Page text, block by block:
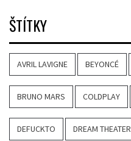
ŠTÍTKY
AVRIL LAVIGNE BEYONCÉ
BRUNO MARS COLDPLAY
DEFUCKTO DREAM THEATER